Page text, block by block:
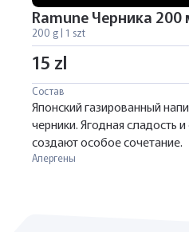
Ramune Черника 200
200 g | 1 szt
15 zl
Состав
Японский газированный
черники. Ягодная сладость
создают особое сочетание.
Алергены